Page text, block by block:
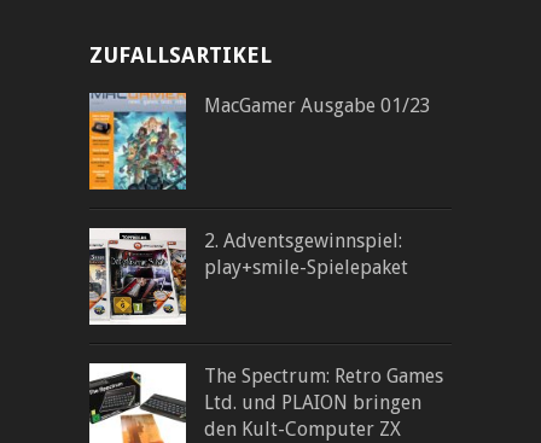
ZUFALLSARTIKEL
MacGamer Ausgabe 01/23
2. Adventsgewinnspiel:
play+smile-Spielepaket
The Spectrum: Retro Games
Ltd. und PLAION bringen
den Kult-Computer ZX